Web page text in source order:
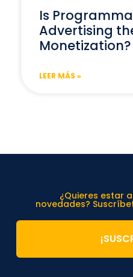
Is
Advertising
Monetization?
LEER MÁS »
¿Quieres estar
novedades?